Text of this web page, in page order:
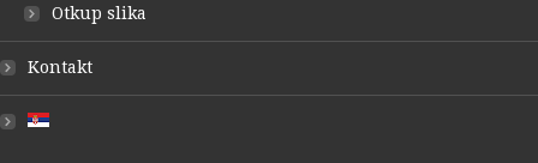
Otkup slika
Kontakt